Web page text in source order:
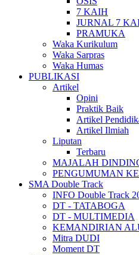
7 KAIH
JURNAL 7
PRAMUKA
Waka Kurikulum
Waka Sarpras
Waka Humas
PUBLIKASI
Artikel
Opini
Praktik Baik
Artikel
Artikel Ilmiah
Liputan
Terbaru
MAJALAH
PENGUMUMAN
SMA Double Track
INFO Double Track
DT - TATABOGA
DT - MULTIMEDIA
KEMANDIRIAN
Mitra DUDI
Moment DT